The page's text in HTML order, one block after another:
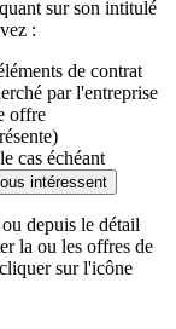
sur son intitulé
:
de contrat
par l'entreprise
offre
cas échéant
intéressent
depuis le détail
la ou les offres de
sur l'icône